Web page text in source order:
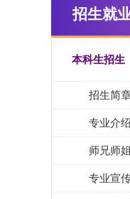
招生就
本科生招生
招生简
专业介绍
师兄师
专业宣